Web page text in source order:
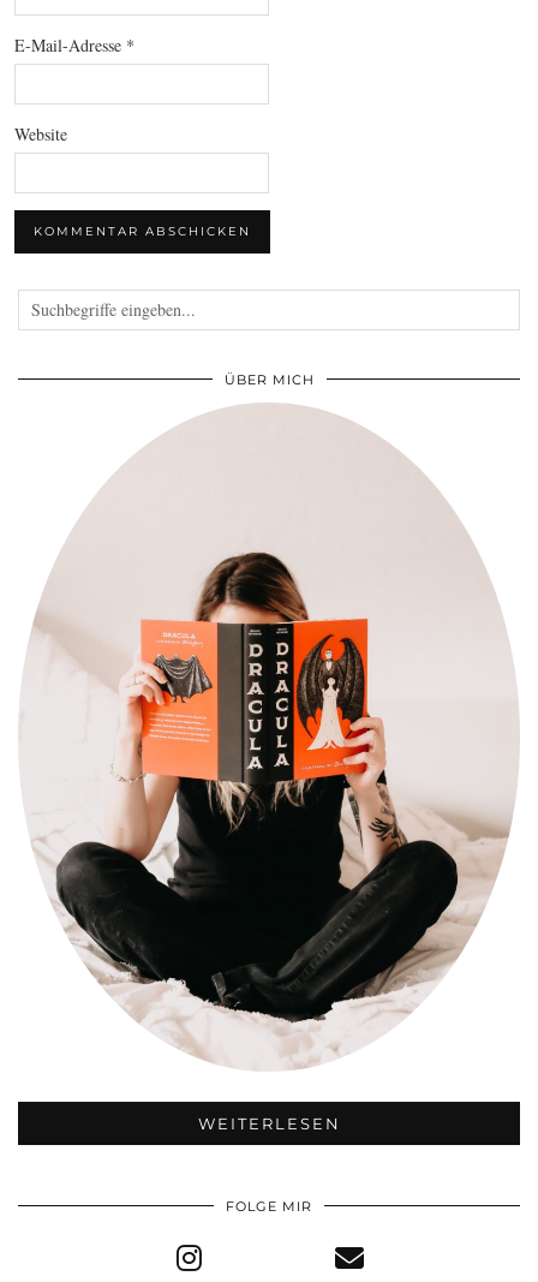
E-Mail-Adresse *
Website
ÜBER MICH
WEITERLESEN
FOLGE MIR